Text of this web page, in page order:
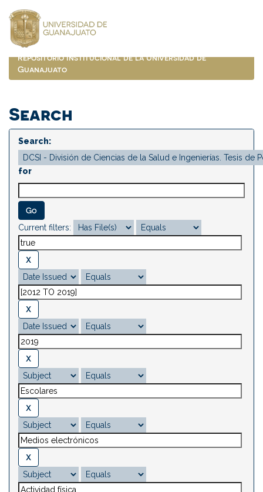
navigation
Repositorio Institucional de la Universidad de
Guanajuato
Search
Search:
for
Current filters: